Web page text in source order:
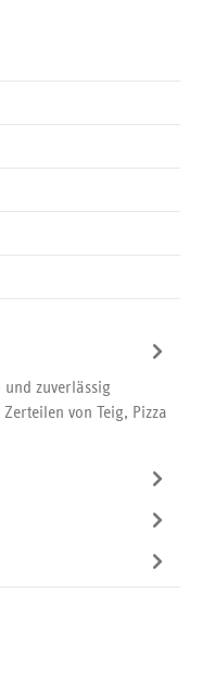
und zuverlässig
von Teig, Pizza